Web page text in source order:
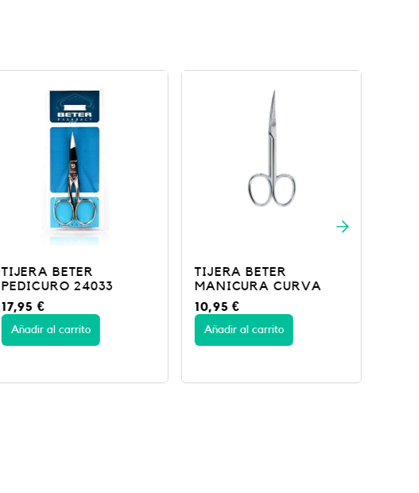
TIJERA BETER
PEDICURO 24033
17,95€
Añadir al carrito
TIJERA BETER
MANICURA CURVA
10,95€
Añadir al carrito